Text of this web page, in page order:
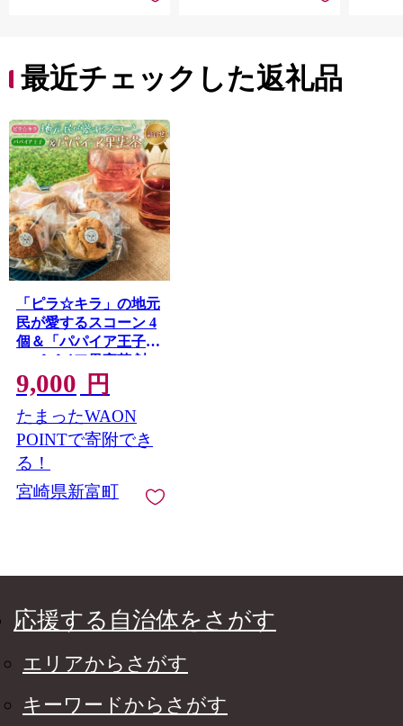
最近チェックした返礼品
「ピラ☆キラ」の地元
民が愛するスコーン 4
個＆「パパイア王子」
のパパイア果実茶 詰
合せ（卵・白砂糖 不
使用）【A198】
9,000 円
たまったWAON
POINTで寄附でき
る！
宮崎県新富町
応援する自治体をさがす
エリアからさがす
キーワードからさがす